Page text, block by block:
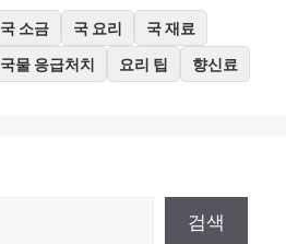
국 소금 국 요리
국 재료
국물 응급처치 요리 팁 향신료
검색